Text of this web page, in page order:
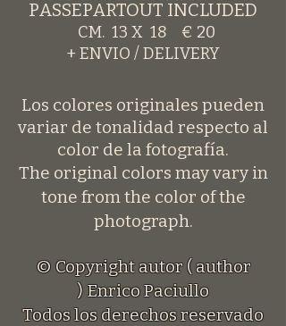
PASSEPARTOUT INCLUDED
CM. 13 X 18 € 20
+ ENVIO / DELIVERY
Los colores originales pueden
variar de tonalidad respecto al
color de la fotografía.
The original colors may vary in
tone from the color of the
photograph.
© Copyright autor ( author
)Enrico Paciullo
Todos los derechos reservado